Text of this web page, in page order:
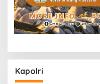
Kapolri